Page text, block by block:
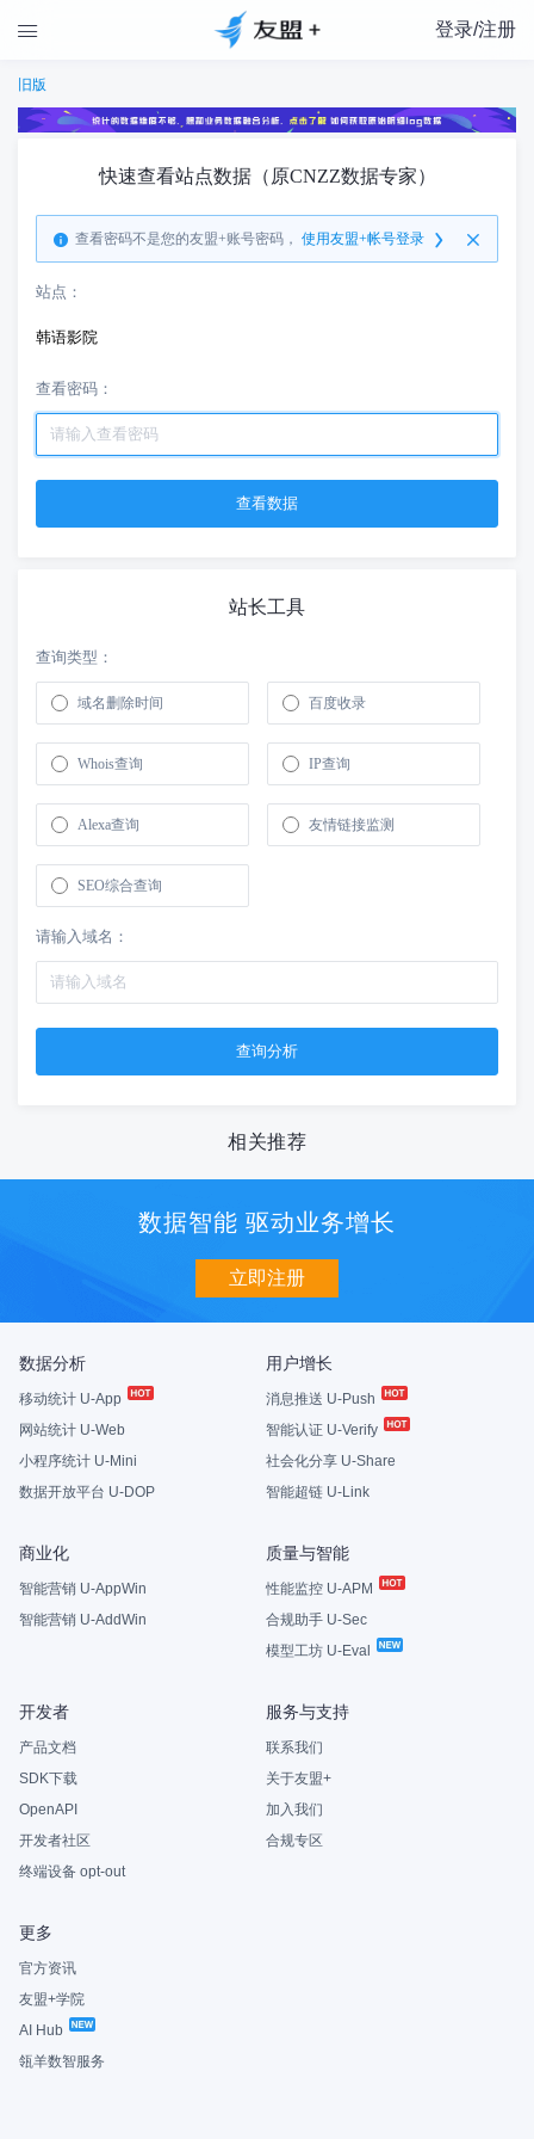
 登录/注册
旧版
快速查看站点数据（原CNZZ数据专家）
查看密码不是您的友盟+账号密码， 使用友盟+帐号登录
站点：
韩语影院
查看密码：
站长工具
查询类型：
域名删除时间 百度收录
Whois查询 IP查询
Alexa查询 友情链接监测
SEO综合查询
请输入域名：
相关推荐
数据智能 驱动业务增长
立即注册
数据分析
移动统计 U-App
网站统计 U-Web
小程序统计 U-Mini
数据开放平台 U-DOP
用户增长
消息推送 U-Push
智能认证 U-Verify
社会化分享 U-Share
智能超链 U-Link
商业化
智能营销 U-AppWin
智能营销 U-AddWin
质量与智能
性能监控 U-APM
合规助手 U-Sec
模型工坊 U-Eval
开发者
产品文档
SDK下载
OpenAPI
开发者社区
终端设备 opt-out
服务与支持
联系我们
关于友盟+
加入我们
合规专区
更多
官方资讯
友盟+学院
AI Hub
瓴羊数智服务